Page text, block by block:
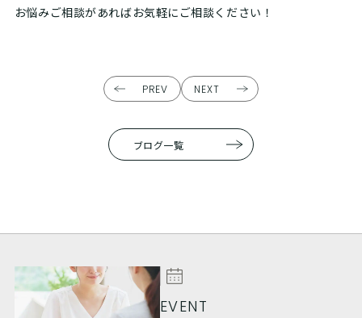
お悩みご相談があればお気軽にご相談ください！
PREV NEXT
ブログ一覧
EVENT